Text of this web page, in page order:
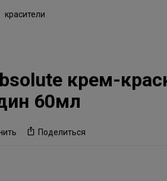
красители
крем-
60мл
Поделиться